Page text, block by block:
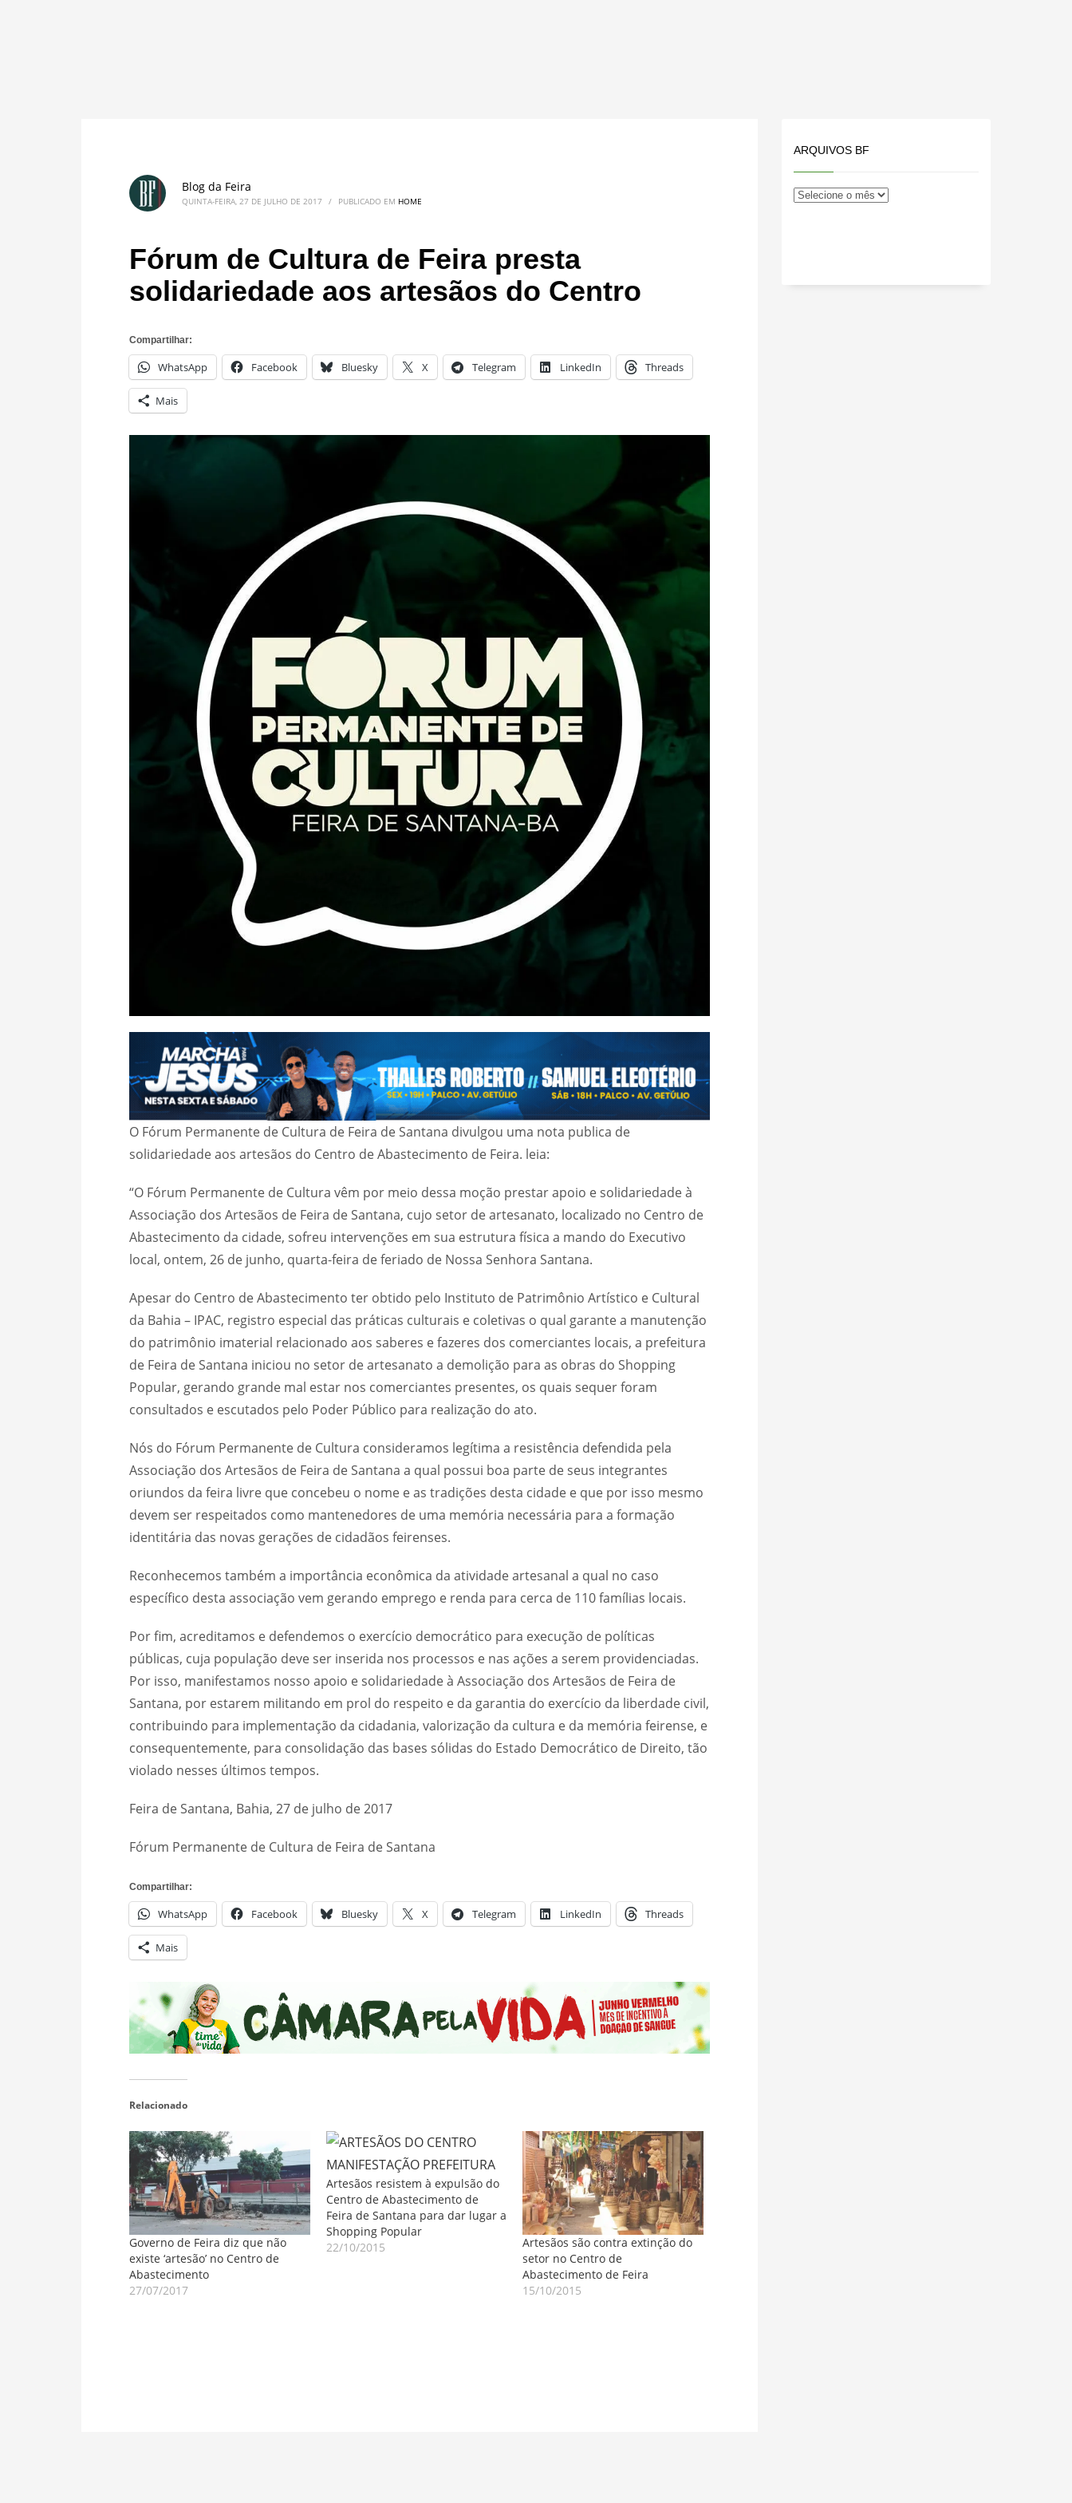
Blog da Feira
QUINTA-FEIRA, 27 DE JULHO DE 2017 / PUBLICADO EM HOME
Fórum de Cultura de Feira presta
solidariedade aos artesãos do Centro
Compartilhar:
WhatsApp Facebook Bluesky X Telegram LinkedIn Threads
Mais
O Fórum Permanente de Cultura de Feira de Santana divulgou uma nota publica de
solidariedade aos artesãos do Centro de Abastecimento de Feira. leia:
“O Fórum Permanente de Cultura vêm por meio dessa moção prestar apoio e solidariedade à
Associação dos Artesãos de Feira de Santana, cujo setor de artesanato, localizado no Centro de
Abastecimento da cidade, sofreu intervenções em sua estrutura física a mando do Executivo
local, ontem, 26 de junho, quarta-feira de feriado de Nossa Senhora Santana.
Apesar do Centro de Abastecimento ter obtido pelo Instituto de Patrimônio Artístico e Cultural
da Bahia – IPAC, registro especial das práticas culturais e coletivas o qual garante a manutenção
do patrimônio imaterial relacionado aos saberes e fazeres dos comerciantes locais, a prefeitura
de Feira de Santana iniciou no setor de artesanato a demolição para as obras do Shopping
Popular, gerando grande mal estar nos comerciantes presentes, os quais sequer foram
consultados e escutados pelo Poder Público para realização do ato.
Nós do Fórum Permanente de Cultura consideramos legítima a resistência defendida pela
Associação dos Artesãos de Feira de Santana a qual possui boa parte de seus integrantes
oriundos da feira livre que concebeu o nome e as tradições desta cidade e que por isso mesmo
devem ser respeitados como mantenedores de uma memória necessária para a formação
identitária das novas gerações de cidadãos feirenses.
Reconhecemos também a importância econômica da atividade artesanal a qual no caso
específico desta associação vem gerando emprego e renda para cerca de 110 famílias locais.
Por fim, acreditamos e defendemos o exercício democrático para execução de políticas
públicas, cuja população deve ser inserida nos processos e nas ações a serem providenciadas.
Por isso, manifestamos nosso apoio e solidariedade à Associação dos Artesãos de Feira de
Santana, por estarem militando em prol do respeito e da garantia do exercício da liberdade civil,
contribuindo para implementação da cidadania, valorização da cultura e da memória feirense, e
consequentemente, para consolidação das bases sólidas do Estado Democrático de Direito, tão
violado nesses últimos tempos.
Feira de Santana, Bahia, 27 de julho de 2017
Fórum Permanente de Cultura de Feira de Santana
Compartilhar:
WhatsApp Facebook Bluesky X Telegram LinkedIn Threads
Mais
Relacionado
Governo de Feira diz que não
existe ‘artesão’ no Centro de
Abastecimento
27/07/2017
Artesãos resistem à expulsão do
Centro de Abastecimento de
Feira de Santana para dar lugar a
Shopping Popular
22/10/2015
Artesãos são contra extinção do
setor no Centro de
Abastecimento de Feira
15/10/2015
ARQUIVOS BF